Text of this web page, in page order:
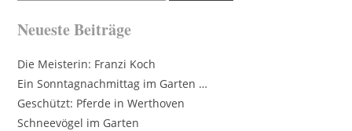
Neueste Beiträge
Die Meisterin: Franzi Koch
Ein Sonntagnachmittag im Garten …
Geschützt: Pferde in Werthoven
Schneevögel im Garten